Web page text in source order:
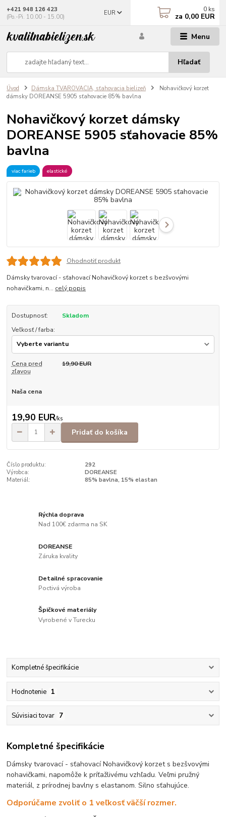
Menu
EUR
Hľadať
+421 948 126 423
(Po.-Pi. 10.00 - 15.00)
0 ks
za 0,00 EUR
Úvod Dámska TVAROVACIA, sťahovacia bielizeň
Nohavičkový korzet
dámsky DOREANSE 5905 sťahovacie 85% bavlna
Nohavičkový korzet dámsky
DOREANSE 5905 sťahovacie 85%
bavlna
viac farieb elastické
Ohodnotiť produkt
Dámsky tvarovací - sťahovací Nohavičkový korzet s bezšvovými
nohavičkami, n... celý popis
Dostupnosť:
Skladom
Veľkosť / farba:
Cena pred
zľavou
19,90 EUR
Naša cena
19,90 EUR/ks
Pridať do košíka
Číslo produktu:
292
Výrobca:
DOREANSE
Materiál:
85% bavlna, 15% elastan
Rýchla doprava
Nad 100€ zdarma na SK
DOREANSE
Záruka kvality
Detailné spracovanie
Poctivá výroba
Špičkové materiály
Vyrobené v Turecku
Kompletné špecifikácie
Hodnotenie 1
Súvisiaci tovar 7
Kompletné špecifikácie
Dámsky tvarovací - sťahovací Nohavičkový korzet s bezšvovými
nohavičkami, napomôže k príťažlivému vzhľadu. Veľmi pružný
materiál, z prírodnej bavlny s elastanom. Silno sťahujúce.
Odporúčame zvoliť o 1 veľkosť väčší rozmer.